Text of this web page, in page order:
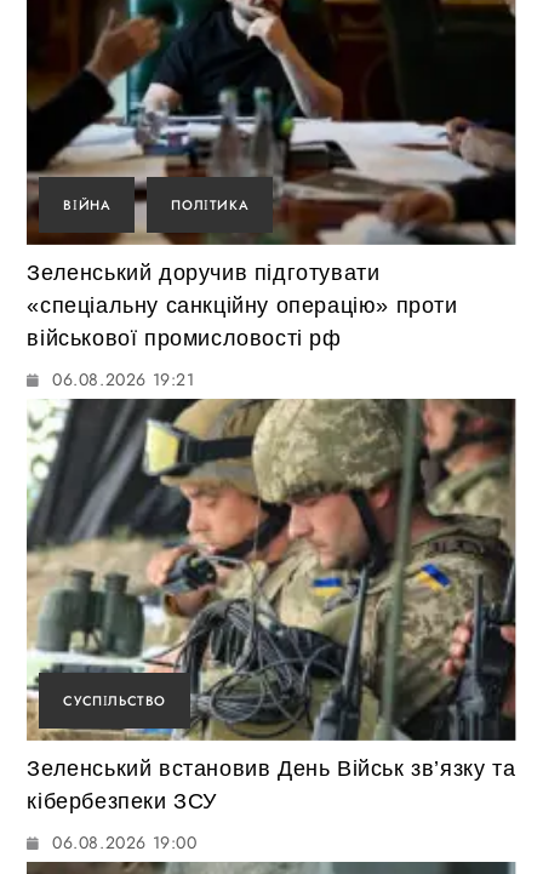
ВІЙНА ПОЛІТИКА
Зеленський доручив підготувати
«спеціальну санкційну операцію» проти
військової промисловості рф
06.08.2026 19:21
СУСПІЛЬСТВО
Зеленський встановив День Військ зв’язку та
кібербезпеки ЗСУ
06.08.2026 19:00